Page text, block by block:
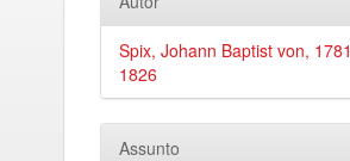
Spix, Johann Baptist von,
1826
Assunto